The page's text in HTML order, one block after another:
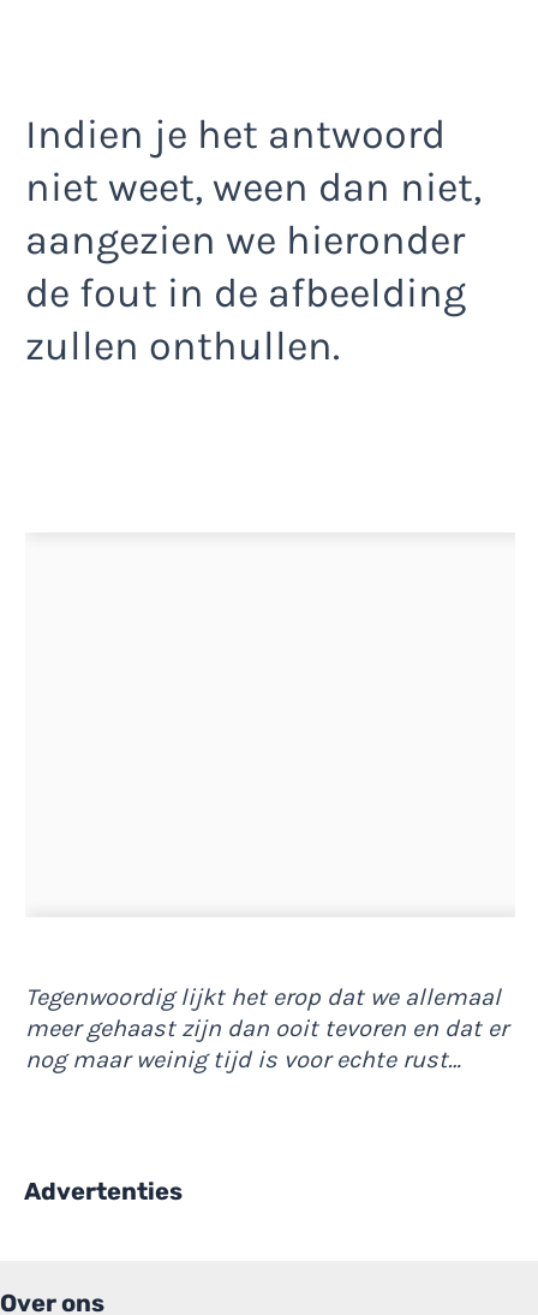
Indien je het antwoord
niet weet, ween dan niet,
aangezien we hieronder
de fout in de afbeelding
zullen onthullen.
Tegenwoordig lijkt het erop dat we allemaal
meer gehaast zijn dan ooit tevoren en dat er
nog maar weinig tijd is voor echte rust…
Advertenties
Over ons